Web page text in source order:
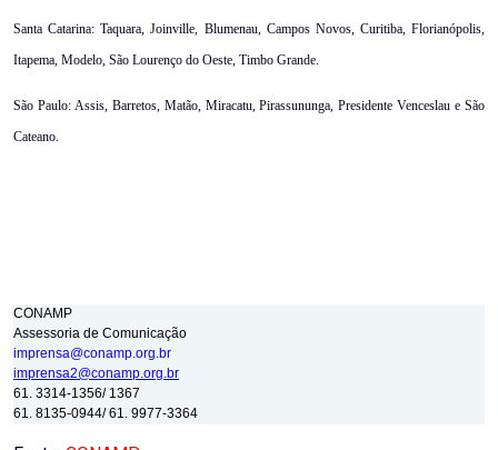
Santa Catarina: Taquara, Joinville, Blumenau, Campos Novos, Curitiba, Florianópolis,
Itapema, Modelo, São Lourenço do Oeste, Timbo Grande.
São Paulo: Assis, Barretos, Matão, Miracatu, Pirassununga, Presidente Venceslau e São
Cateano.
CONAMP
Assessoria de Comunicação
imprensa@conamp.org.br
imprensa2@conamp.org.br
61. 3314-1356/ 1367
61. 8135-0944/ 61. 9977-3364